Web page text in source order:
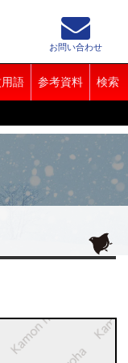
語 参考資料 検索
お問い合わせ